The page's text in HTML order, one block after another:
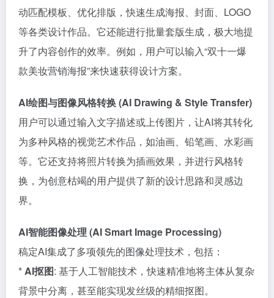
动匹配模板、优化排版，快速生成海报、封面、LOGO
等各类设计作品。它还能进行批量套版生成，极大地提
升了内容创作的效率。例如，用户可以输入“双十一爆
款美妆营销海报”来快速获得设计方案。
AI绘图与图像风格转换 (AI Drawing & Style Transfer)
用户可以通过输入文字描述或上传图片，让AI将其转化
为多种风格的视觉艺术作品，如油画、铅笔画、水彩画
等。它还支持将照片转换为插画效果，并进行风格转
换，为创意枯竭的用户提供了新的设计思路和灵感边
界。
AI智能图像处理 (AI Smart Image Processing)
稿定AI集成了多项领先的图像处理技术，包括：
*AI抠图: 基于人工智能技术，快速精准地将主体从复杂
背景中分离，甚至能实现发丝级的精细抠图。